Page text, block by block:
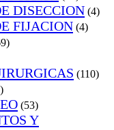
DISECCION (4)
FIJACION (4)
(110)
(53)
Y